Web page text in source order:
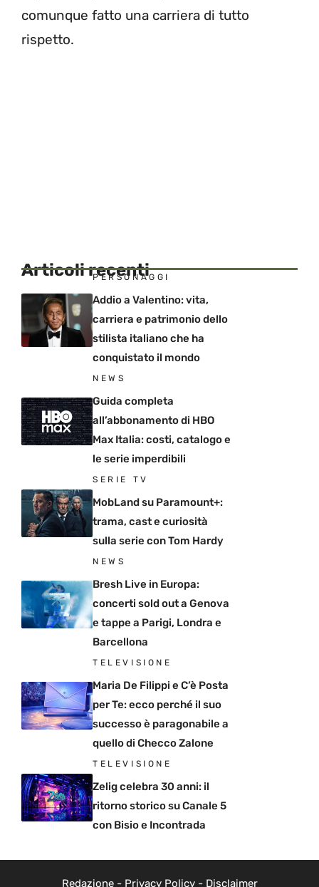
comunque fatto una carriera di tutto
rispetto.
Articoli recenti
PERSONAGGI
Addio a Valentino: vita,
carriera e patrimonio dello
stilista italiano che ha
conquistato il mondo
NEWS
Guida completa
all’abbonamento di HBO
Max Italia: costi, catalogo e
le serie imperdibili
SERIE TV
MobLand su Paramount+:
trama, cast e curiosità
sulla serie con Tom Hardy
NEWS
Bresh Live in Europa:
concerti sold out a Genova
e tappe a Parigi, Londra e
Barcellona
TELEVISIONE
Maria De Filippi e C’è Posta
per Te: ecco perché il suo
successo è paragonabile a
quello di Checco Zalone
TELEVISIONE
Zelig celebra 30 anni: il
ritorno storico su Canale 5
con Bisio e Incontrada
Redazione- Privacy Policy- Disclaimer